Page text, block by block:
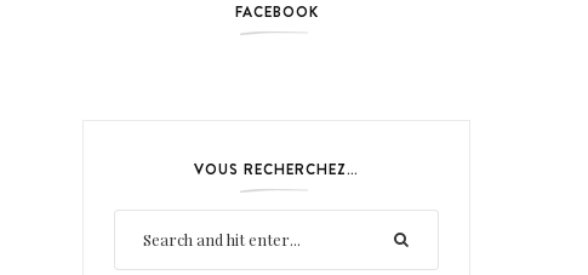
FACEBOOK
VOUS RECHERCHEZ…